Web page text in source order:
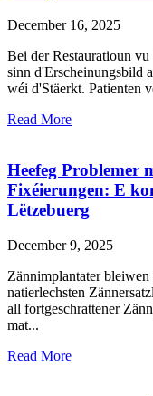
December 16, 2025
Bei der Restauratioun
sinn d'Erscheinungsbild
wéi d'Stäerkt. Patienten
Read More
Heefeg Problemer
Fixéierungen: E
Lëtzebuerg
December 9, 2025
Zännimplantater bleiwen
natierlechsten
all fortgeschrattener
mat...
Read More